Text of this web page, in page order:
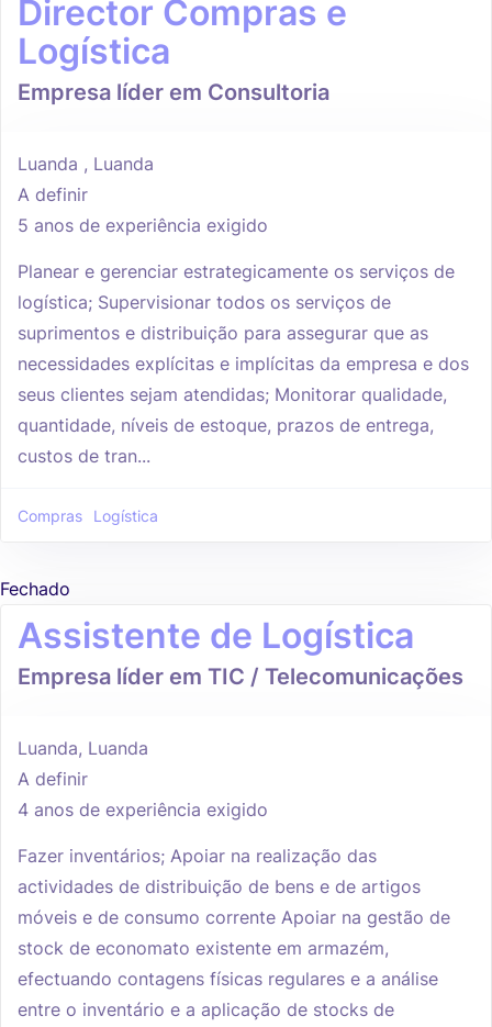
Director Compras e
Logística
Empresa líder em Consultoria
Luanda , Luanda
A definir
5 anos de experiência exigido
Planear e gerenciar estrategicamente os serviços de
logística; Supervisionar todos os serviços de
suprimentos e distribuição para assegurar que as
necessidades explícitas e implícitas da empresa e dos
seus clientes sejam atendidas; Monitorar qualidade,
quantidade, níveis de estoque, prazos de entrega,
custos de tran...
Compras Logística
Fechado
Assistente de Logística
Empresa líder em TIC / Telecomunicações
Luanda, Luanda
A definir
4 anos de experiência exigido
Fazer inventários; Apoiar na realização das
actividades de distribuição de bens e de artigos
móveis e de consumo corrente Apoiar na gestão de
stock de economato existente em armazém,
efectuando contagens físicas regulares e a análise
entre o inventário e a aplicação de stocks de